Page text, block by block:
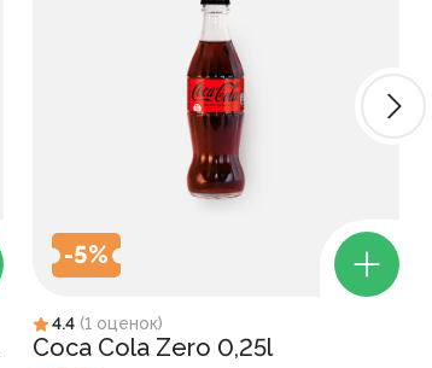
-5%
4.4 (1 оценок)
Coca Cola Zero 0,25l